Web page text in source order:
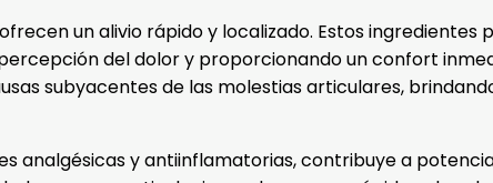
un alivio rápido y localizado. Estos
del dolor y proporcionando un confort
subyacentes de las molestias articulares,
analgésicas y antiinflamatorias, contribuye a